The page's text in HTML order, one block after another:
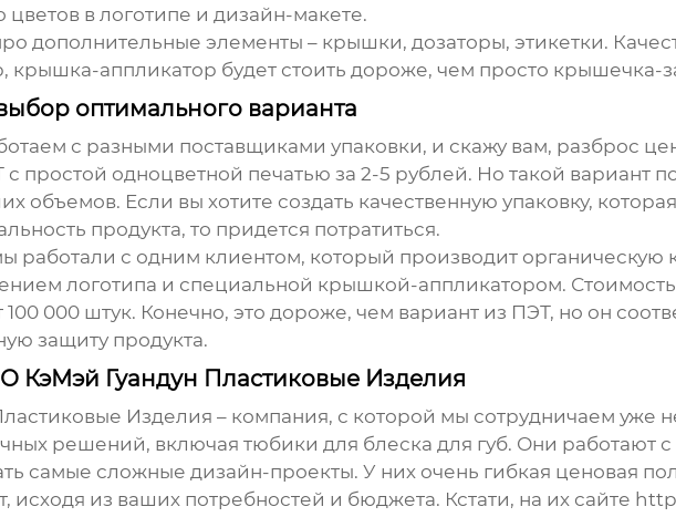
цветов в логотипе и дизайн-макете.
дополнительные элементы – крышки, дозаторы, этикетки.
крышка-аппликатор будет стоить дороже, чем просто крышечка-
оптимального варианта
с разными поставщиками упаковки, и скажу вам, разброс
простой одноцветной печатью за 2-5 рублей. Но такой вариант
объемов. Если вы хотите создать качественную упаковку,
продукта, то придется потратиться.
работали с одним клиентом, который производит органическую
логотипа и специальной крышкой-аппликатором. Стоимость
100 000 штук. Конечно, это дороже, чем вариант из ПЭТ, но он
защиту продукта.
КэМэй Гуандун Пластиковые Изделия
Изделия – компания, с которой мы сотрудничаем уже
решений, включая тюбики для блеска для губ. Они работают
самые сложные дизайн-проекты. У них очень гибкая ценовая
исходя из ваших потребностей и бюджета. Кстати, на их сайте